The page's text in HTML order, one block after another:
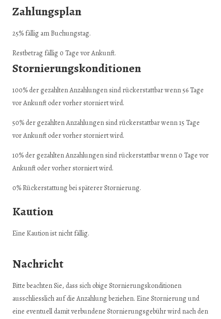
Zahlungsplan
25% fällig am Buchungstag.
Restbetrag fällig 0 Tage vor Ankunft.
Stornierungskonditionen
100% der gezahlten Anzahlungen sind rückerstattbar wenn 56 Tage
vor Ankunft oder vorher storniert wird.
50% der gezahlten Anzahlungen sind rückerstattbar wenn 15 Tage
vor Ankunft oder vorher storniert wird.
10% der gezahlten Anzahlungen sind rückerstattbar wenn 0 Tage vor
Ankunft oder vorher storniert wird.
0% Rückerstattung bei späterer Stornierung.
Kaution
Eine Kaution ist nicht fällig.
Nachricht
Bitte beachten Sie, dass sich obige Stornierungskonditionen
ausschliesslich auf die Anzahlung beziehen. Eine Stornierung und
eine eventuell damit verbundene Stornierungsgebühr wird nach den